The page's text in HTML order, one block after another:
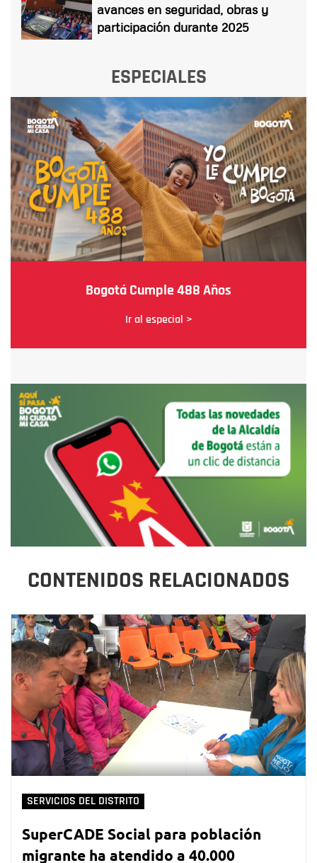
avances en seguridad, obras y
participación durante 2025
ESPECIALES
Bogotá Cumple 488 Años
Ir al especial >
CONTENIDOS RELACIONADOS
SERVICIOS DEL DISTRITO
SuperCADE Social para población
migrante ha atendido a 40.000